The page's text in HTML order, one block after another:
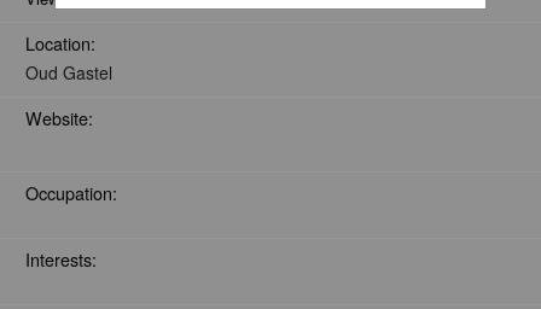
Location:
Oud Gastel
Website:
Occupation:
Interests: